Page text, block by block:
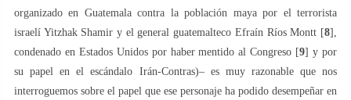
organizado en Guatemala contra la población maya por el terrorista
israelí Yitzhak Shamir y el general guatemalteco Efraín Ríos Montt [8],
condenado en Estados Unidos por haber mentido al Congreso [9] y por
su papel en el escándalo Irán-Contras)– es muy razonable que nos
interroguemos sobre el papel que ese personaje ha podido desempeñar en